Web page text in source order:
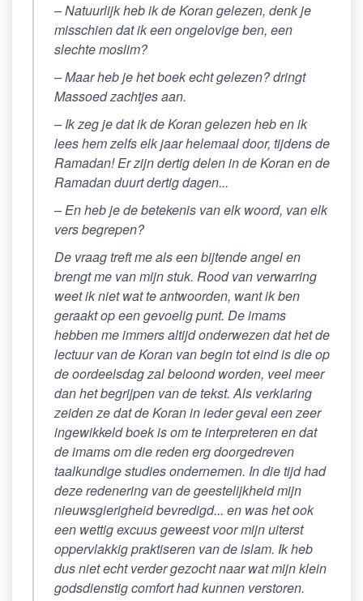
–Natuurlijk heb ik de Koran gelezen, denk je
misschien dat ik een ongelovige ben, een
slechte moslim?
–Maar heb je het boek echt gelezen?dringt
Massoed zachtjes aan.
–Ik zeg je dat ik de Koran gelezen heb en ik
lees hem zelfs elk jaar helemaal door, tijdens de
Ramadan! Er zijn dertig delen in de Koran en de
Ramadan duurt dertig dagen...
–En heb je de betekenis van elk woord, van elk
vers begrepen?
De vraag treft me als een bijtende angel en
brengt me van mijn stuk. Rood van verwarring
weet ik niet wat te antwoorden, want ik ben
geraakt op een gevoelig punt. De imams
hebben me immers altijd onderwezen dat het de
lectuurvan de Koran van begin tot eind is die op
de oordeelsdag zal beloond worden, veel meer
dan hetbegrijpen van de tekst. Als verklaring
zeiden ze dat de Koran in ieder geval een zeer
ingewikkeld boek is om te interpreteren en dat
de imams om die reden erg doorgedreven
taalkundige studies ondernemen. In die tijd had
deze redenering van de geestelijkheid mijn
nieuwsgierigheid bevredigd... en was het ook
een wettig excuus geweest voor mijn uiterst
oppervlakkig prak­tiseren van de islam. Ik heb
dus niet echt verder gezocht naar wat mijn klein
godsdienstig comfort had kunnen verstoren.